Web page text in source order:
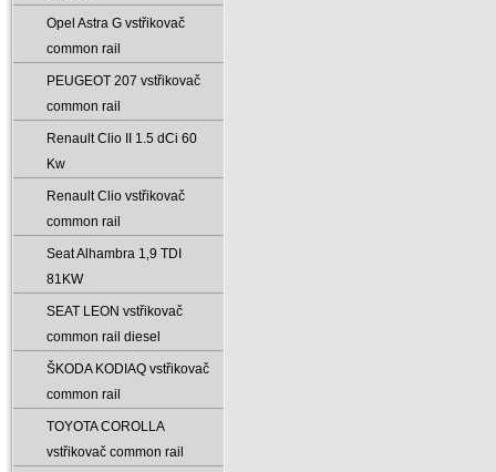
Opel Astra G vstřikovač
common rail
PEUGEOT 207 vstřikovač
common rail
Renault Clio II 1.5 dCi 60
Kw
Renault Clio vstřikovač
common rail
Seat Alhambra 1‚9 TDI
81KW
SEAT LEON vstřikovač
common rail diesel
ŠKODA KODIAQ vstřikovač
common rail
TOYOTA COROLLA
vstřikovač common rail